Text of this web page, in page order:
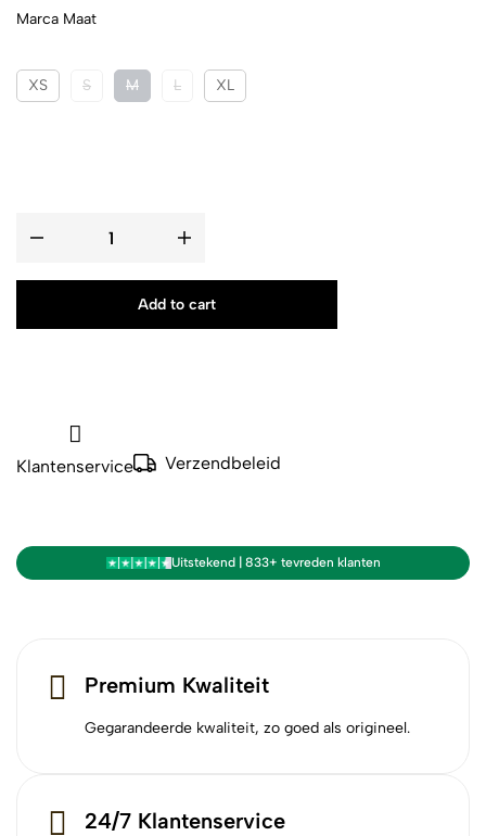
Marca Maat
XS S M L XL
Add to cart
Klantenservice Verzendbeleid
Uitstekend | 833+ tevreden klanten
Premium Kwaliteit
Gegarandeerde kwaliteit, zo goed als origineel.
24/7 Klantenservice